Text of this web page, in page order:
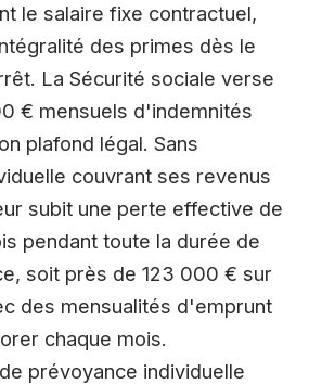
le salaire fixe contractuel,
des primes dès le
La Sécurité sociale verse
€ mensuels d'indemnités
plafond légal. Sans
couvrant ses revenus
subit une perte effective de
pendant toute la durée de
soit près de 123 000 € sur
des mensualités d'emprunt
chaque mois.
prévoyance individuelle